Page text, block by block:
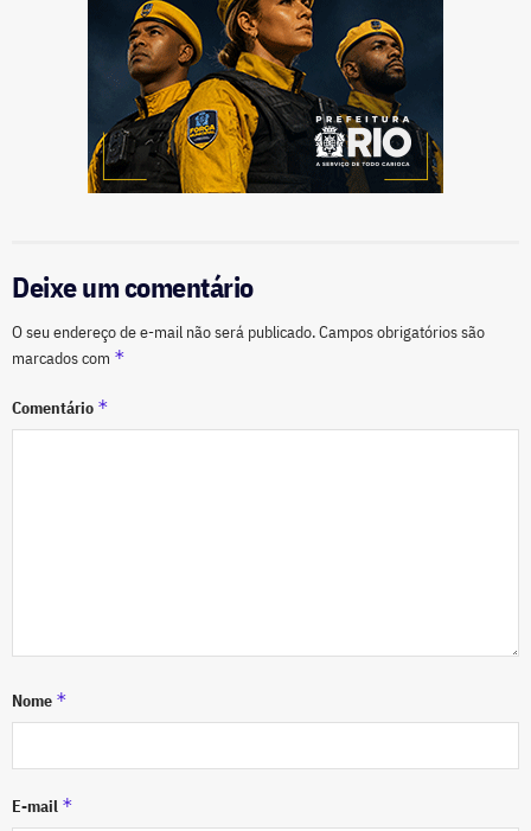
Deixe um comentário
O seu endereço de e-mail não será publicado.Campos obrigatórios são
marcados com *
Comentário *
Nome *
E-mail *